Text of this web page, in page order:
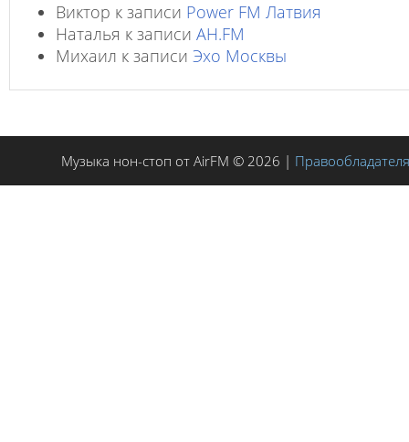
Виктор к записи Power FM Латвия
Наталья к записи AH.FM
Михаил к записи Эхо Москвы
Музыка нон-стоп от AirFM © 2026 |